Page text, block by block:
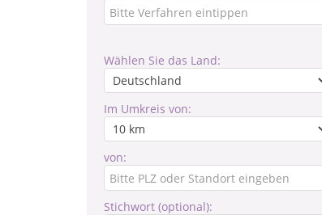
Wählen Sie das Land:
Im Umkreis von:
von:
Stichwort (optional):